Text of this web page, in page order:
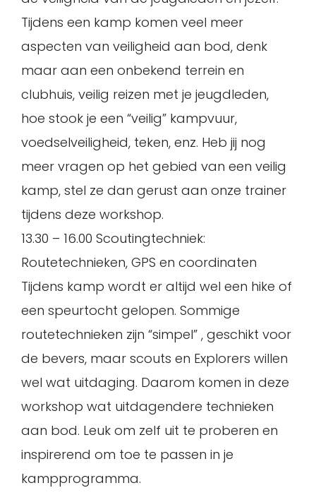
Tijdens een kamp komen veel meer
aspecten van veiligheid aan bod, denk
maar aan een onbekend terrein en
clubhuis, veilig reizen met je jeugdleden,
hoe stook je een “veilig” kampvuur,
voedselveiligheid, teken, enz. Heb jij nog
meer vragen op het gebied van een veilig
kamp, stel ze dan gerust aan onze trainer
tijdens deze workshop.
13.30 – 16.00 Scoutingtechniek:
Routetechnieken, GPS en coordinaten
Tijdens kamp wordt er altijd wel een hike of
een speurtocht gelopen. Sommige
routetechnieken zijn “simpel” , geschikt voor
de bevers, maar scouts en Explorers willen
wel wat uitdaging. Daarom komen in deze
workshop wat uitdagendere technieken
aan bod. Leuk om zelf uit te proberen en
inspirerend om toe te passen in je
kampprogramma.